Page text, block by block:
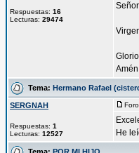
Respuestas: 16
Lecturas: 29474
Tema: Hermano Rafael
SERGNAH
Respuestas: 1
Lecturas: 12527
He